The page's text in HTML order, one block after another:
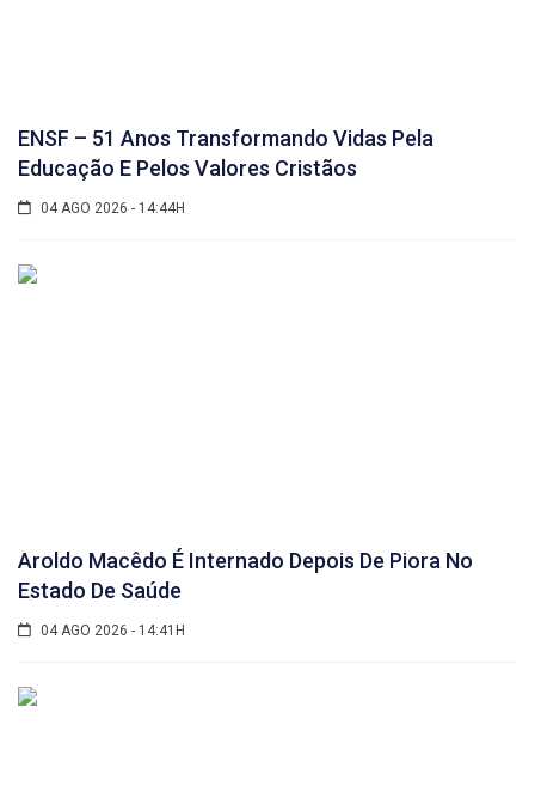
ENSF – 51 Anos Transformando Vidas Pela
Educação E Pelos Valores Cristãos
04 AGO 2026 - 14:44H
Aroldo Macêdo É Internado Depois De Piora No
Estado De Saúde
04 AGO 2026 - 14:41H